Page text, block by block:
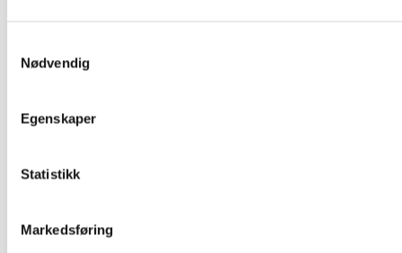
Nødvendig
Egenskaper
Statistikk
Markedsføring